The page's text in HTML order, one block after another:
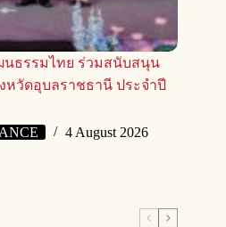
นธรรมไทย ร่วมสนับสนุน
หวัดอุบลราชธานี ประจำปี
4 August 2026